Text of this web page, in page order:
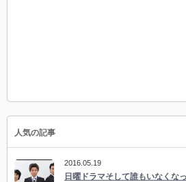
人気の記事
2016.05.19
日曜ドラマそして誰もいなくな